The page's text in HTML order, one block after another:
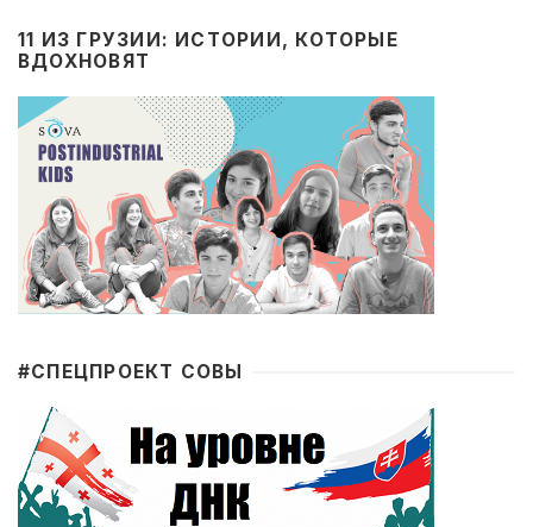
11 ИЗ ГРУЗИИ: ИСТОРИИ, КОТОРЫЕ
ВДОХНОВЯТ
#CПЕЦПРОЕКТ СОВЫ